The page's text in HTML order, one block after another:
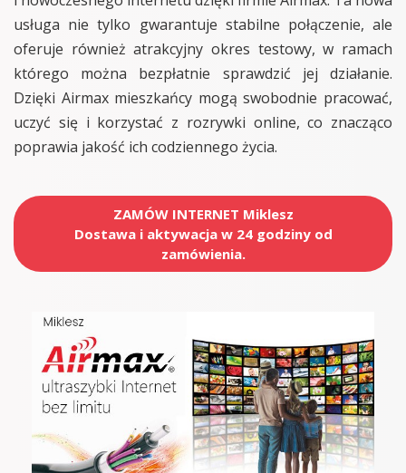
usługa nie tylko gwarantuje stabilne połączenie, ale
oferuje również atrakcyjny okres testowy, w ramach
którego można bezpłatnie sprawdzić jej działanie.
Dzięki Airmax mieszkańcy mogą swobodnie pracować,
uczyć się i korzystać z rozrywki online, co znacząco
poprawia jakość ich codziennego życia.
ZAMÓW INTERNET Miklesz
Dostawa i aktywacja w 24 godziny od
zamówienia.